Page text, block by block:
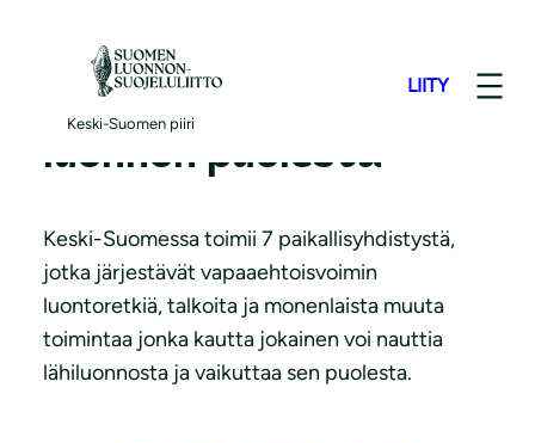
Keski-Suomen piiri
LIITY
Paikallista toimintaa
luonnon puolesta
Keski-Suomessa toimii 7 paikallisyhdistystä,
jotka järjestävät vapaaehtoisvoimin
luontoretkiä, talkoita ja monenlaista muuta
toimintaa jonka kautta jokainen voi nauttia
lähiluonnosta ja vaikuttaa sen puolesta.